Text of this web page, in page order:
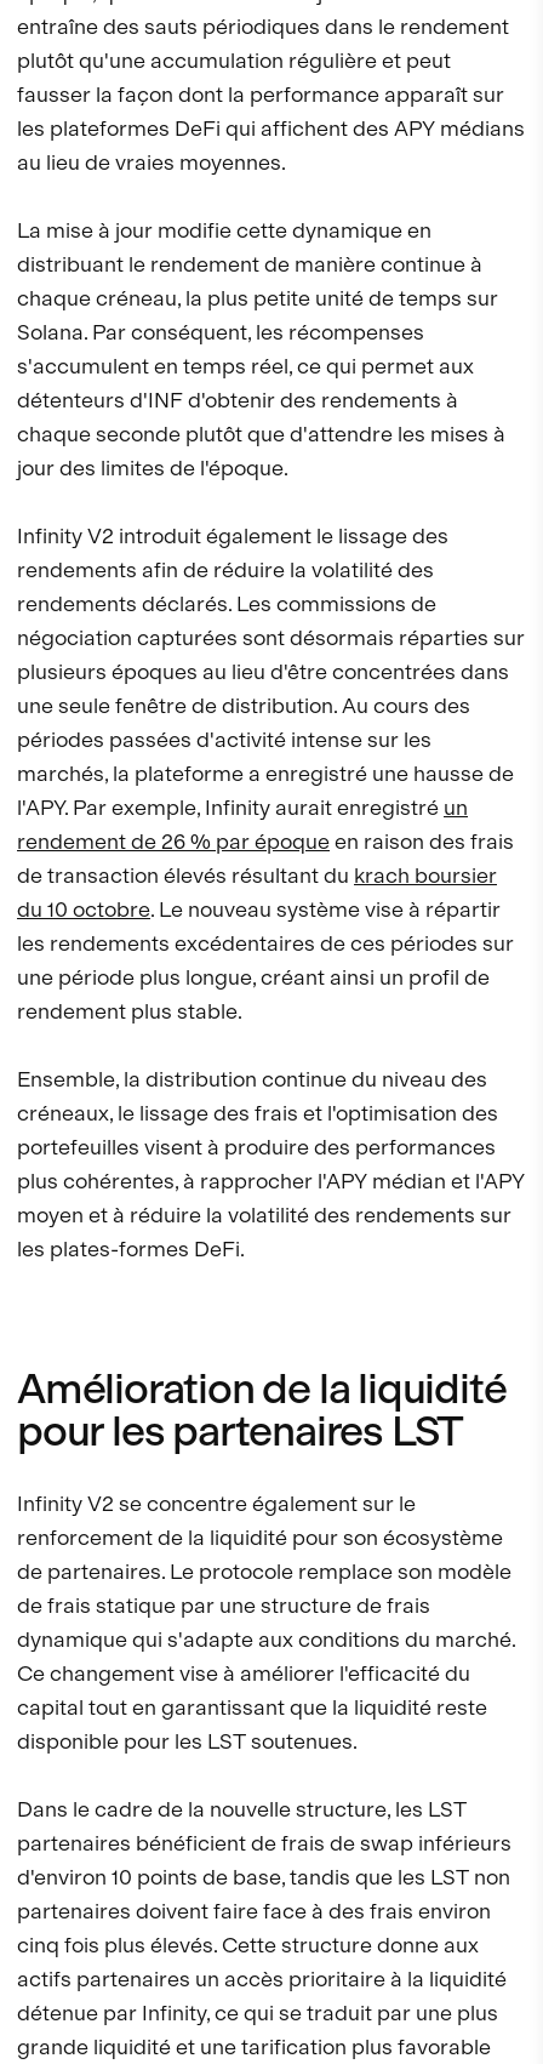
entraîne des sauts périodiques dans le rendement
plutôt qu'une accumulation régulière et peut
fausser la façon dont la performance apparaît sur
les plateformes DeFi qui affichent des APY médians
au lieu de vraies moyennes.
La mise à jour modifie cette dynamique en
distribuant le rendement de manière continue à
chaque créneau, la plus petite unité de temps sur
Solana. Par conséquent, les récompenses
s'accumulent en temps réel, ce qui permet aux
détenteurs d'INF d'obtenir des rendements à
chaque seconde plutôt que d'attendre les mises à
jour des limites de l'époque.
Infinity V2 introduit également le lissage des
rendements afin de réduire la volatilité des
rendements déclarés. Les commissions de
négociation capturées sont désormais réparties sur
plusieurs époques au lieu d'être concentrées dans
une seule fenêtre de distribution. Au cours des
périodes passées d'activité intense sur les
marchés, la plateforme a enregistré une hausse de
l'APY. Par exemple, Infinity aurait enregistré un
rendement de 26 % par époqueen raison des frais
de transaction élevés résultant du krach boursier
du 10 octobre. Le nouveau système vise à répartir
les rendements excédentaires de ces périodes sur
une période plus longue, créant ainsi un profil de
rendement plus stable.
Ensemble, la distribution continue du niveau des
créneaux, le lissage des frais et l'optimisation des
portefeuilles visent à produire des performances
plus cohérentes, à rapprocher l'APY médian et l'APY
moyen et à réduire la volatilité des rendements sur
les plates-formes DeFi.
Amélioration de la liquidité
pour les partenaires LST
Infinity V2 se concentre également sur le
renforcement de la liquidité pour son écosystème
de partenaires. Le protocole remplace son modèle
de frais statique par une structure de frais
dynamique qui s'adapte aux conditions du marché.
Ce changement vise à améliorer l'efficacité du
capital tout en garantissant que la liquidité reste
disponible pour les LST soutenues.
Dans le cadre de la nouvelle structure, les LST
partenaires bénéficient de frais de swap inférieurs
d'environ 10 points de base, tandis que les LST non
partenaires doivent faire face à des frais environ
cinq fois plus élevés. Cette structure donne aux
actifs partenaires un accès prioritaire à la liquidité
détenue par Infinity, ce qui se traduit par une plus
grande liquidité et une tarification plus favorable